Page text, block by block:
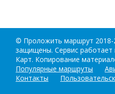
© Проложить маршрут
защищены. Сервис работает
Карт. Копирование
Популярные маршруты
Контакты